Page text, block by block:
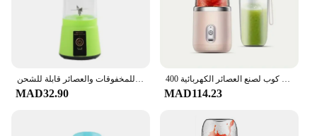
جديد المحمولة خلاط للمخفوقات والعصائر قابلة للشحن USB 380 مللي السفر كوب لصنع العصائر الفاكهة اليد خلاط فواكه كوب عصير
MAD32.90
400 مللي عصارة زرقاء محمولة كوب لصنع العصائر الكهربائية USB قابلة للشحن عصارة صغيرة مع شفرة من الفولاذ المقاوم للصدأ خلاط كسارة الجليد
MAD114.23